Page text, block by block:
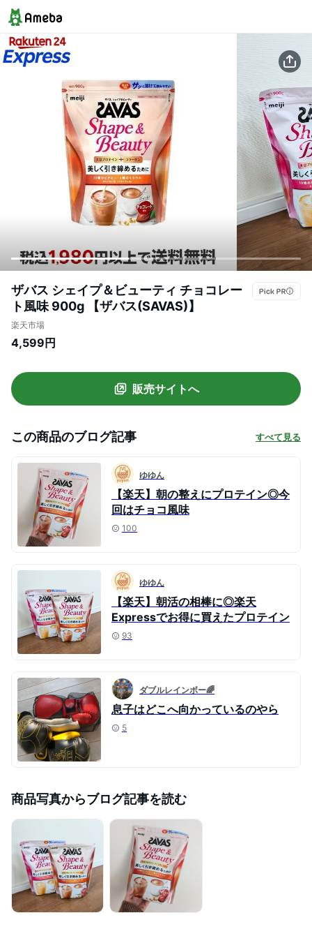
ザバス シェイプ＆ビューティ チョコレー
ト風味 900g 【ザバス(SAVAS)】
楽天市場
4,599円
販売サイトへ
この商品のブログ記事 すべて見る
ゆゆん
【楽天】朝の整えにプロテイン◎今
回はチョコ風味
100
ゆゆん
【楽天】朝活の相棒に◎楽天
Expressでお得に買えたプロテイン
93
ダブルレインボー🌈
息子はどこへ向かっているのやら
5
商品写真からブログ記事を読む